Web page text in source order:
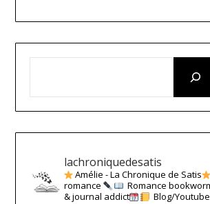
lachroniquedesatis
Amélie - La Chronique de Satis
romance
Romance
& journal addict
Blog/